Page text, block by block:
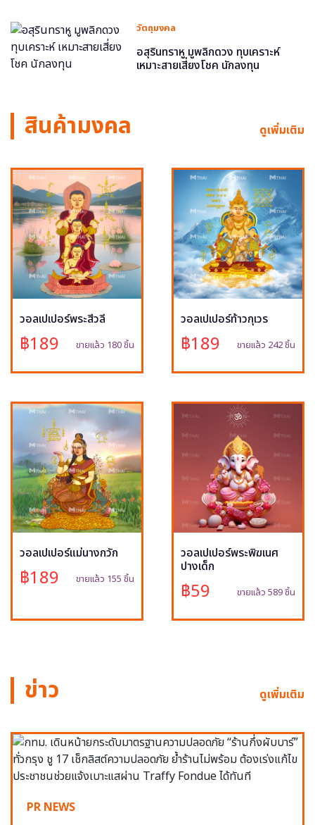
วัตถุมงคล
อสุรินทราหู มูพลิกดวง ทุบเคราะห์
เหมาะสายเสี่ยงโชค นักลงทุน
สินค้ามงคล ดูเพิ่มเติม
วอลเปเปอร์พระสีวลี
฿189 ขายแล้ว 180 ชิ้น
วอลเปเปอร์ท้าวกุเวร
฿189 ขายแล้ว 242 ชิ้น
วอลเปเปอร์แม่นางกวัก
฿189 ขายแล้ว 155 ชิ้น
วอลเปเปอร์พระพิฆเนศ
ปางเด็ก
฿59 ขายแล้ว 589 ชิ้น
ข่าว ดูเพิ่มเติม
PR NEWS